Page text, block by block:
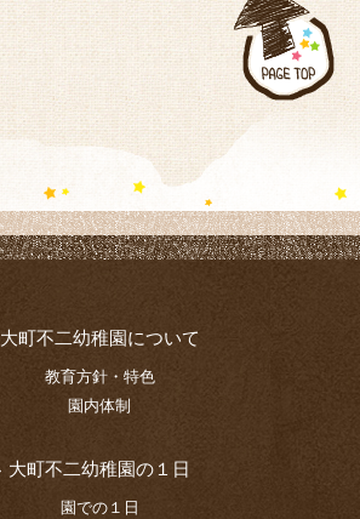
大町不二幼稚園について
教育方針・特色
園内体制
大町不二幼稚園の１日
園での１日